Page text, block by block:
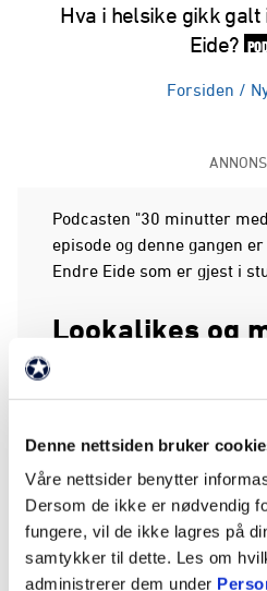
Denne nettsiden bruker
Våre nettsider benytter
Dersom de ikke er nødvendig
fungere, vil de ikke lagres på
samtykker til dette. Les om
administrerer dem under
Hva i helsike gikk galt
Eide?
Forsiden /
Podcasten "30 minutter
episode og denne gangen
Endre Eide som er gjest i
Lookalikes og
Eide begynner å bli
returnert "hjem" i slutten
hovedtrener for en klubb
strekker seg godt på
er også innom:
Dobbeltgjengere